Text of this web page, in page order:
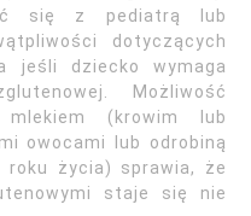
się z pediatrą lub
dotyczących
jeśli dziecko wymaga
Możliwość
mlekiem (krowim lub
owocami lub odrobiną
życia) sprawia, że
staje się nie